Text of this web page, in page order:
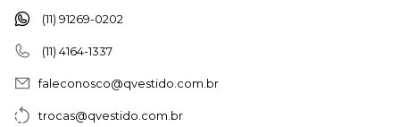
(11) 91269-0202
(11) 4164-1337
faleconosco@qvestido.com.br
trocas@qvestido.com.br